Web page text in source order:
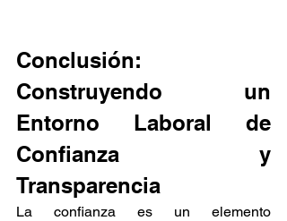
Conclusión:
Construyendo un
Entorno Laboral de
Confianza y
Transparencia
La confianza es un elemento